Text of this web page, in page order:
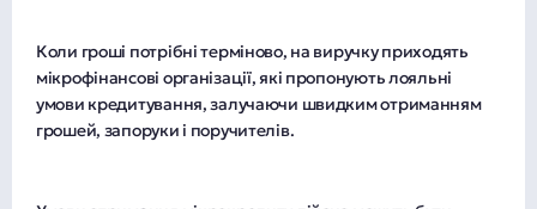
Коли гроші потрібні терміново, на виручку приходять
мікрофінансові організації, які пропонують лояльні
умови кредитування, залучаючи швидким отриманням
грошей, запоруки і поручителів.